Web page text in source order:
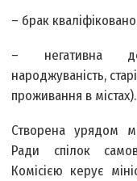
– брак
– негативна
народжуваність,
проживання в містах).
Створена урядом
Ради спілок
Комісією керує